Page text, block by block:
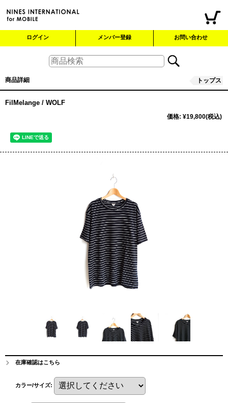
ログイン メンバー登録 お問い合わせ
商品詳細 トップス
FilMelange / WOLF
価格: ¥19,800(税込)
在庫確認はこちら
カラー/サイズ: